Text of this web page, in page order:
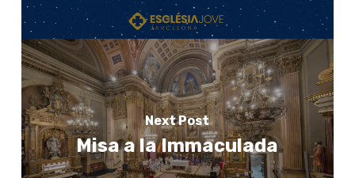
Next Post
Misa a la Immaculada